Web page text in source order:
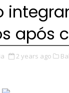
após
2 years ago